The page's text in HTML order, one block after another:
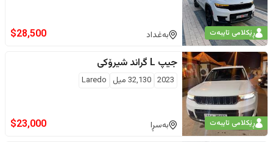
ڕێکلامی تایبەت بەغداد $28,500
ڕێکلامی تایبەت
جیپ L گراند شیرۆکی
2023
32,130 ميل Laredo
بەسڕا $23,000